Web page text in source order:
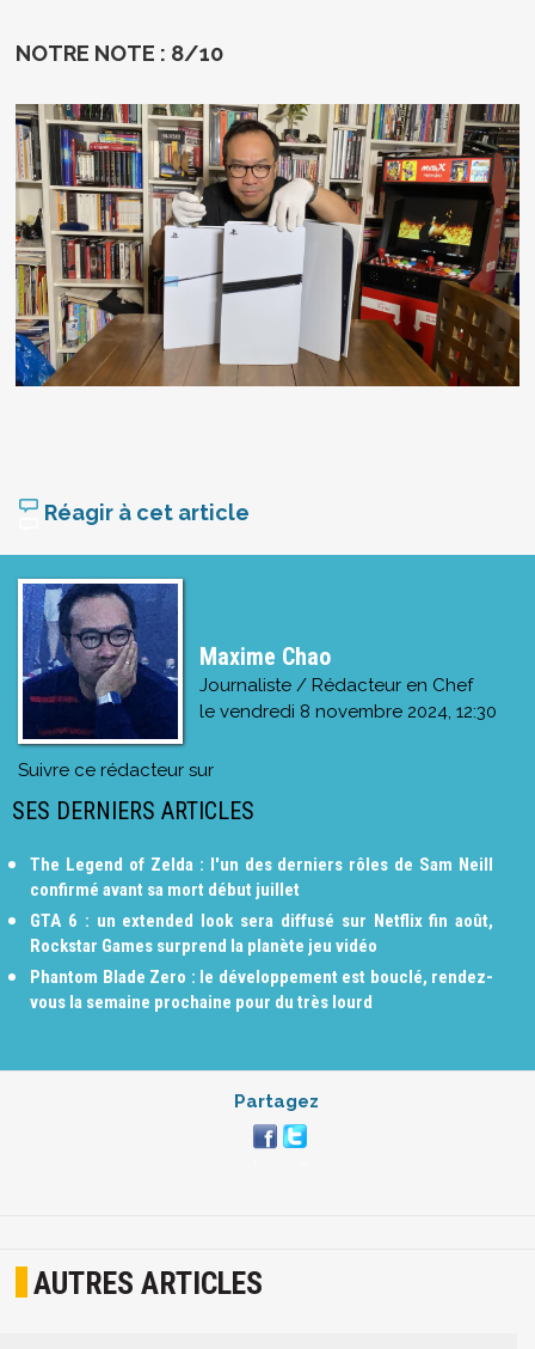
NOTRE NOTE : 8/10
Réagir à cet article
Maxime Chao
Journaliste / Rédacteur en Chef
le vendredi 8 novembre 2024, 12:30
Suivre ce rédacteur sur
SES DERNIERS ARTICLES
The Legend of Zelda : l'un des derniers rôles de Sam Neill
confirmé avant sa mort début juillet
GTA 6 : un extended look sera diffusé sur Netflix fin août,
Rockstar Games surprend la planète jeu vidéo
Phantom Blade Zero : le développement est bouclé, rendez-
vous la semaine prochaine pour du très lourd
Partagez
AUTRES ARTICLES